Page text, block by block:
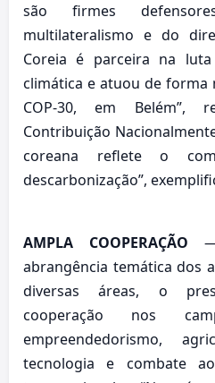
são firmes
multilateralismo e do
Coreia é parceira na
climática e atuou de
COP-30, em Belém”,
Contribuição
coreana reflete o
descarbonização”,
AMPLA COOPERAÇÃO —
abrangência temática dos
diversas áreas, o
cooperação nos
empreendedorismo,
tecnologia e combate